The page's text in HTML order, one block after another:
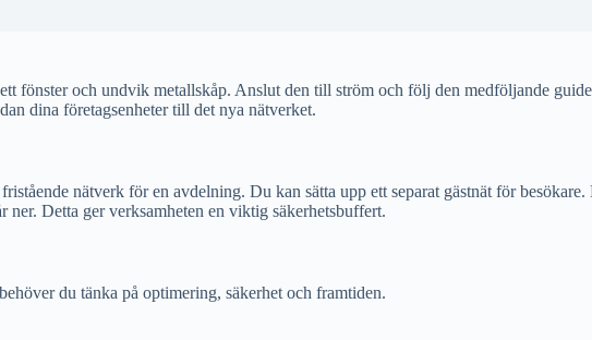
fönster och undvik metallskåp. Anslut den till ström och följ den medföljande
dina företagsenheter till det nya nätverket.
nätverk för en avdelning. Du kan sätta upp ett separat gästnät för
ner. Detta ger verksamheten en viktig säkerhetsbuffert.
du tänka på optimering, säkerhet och framtiden.